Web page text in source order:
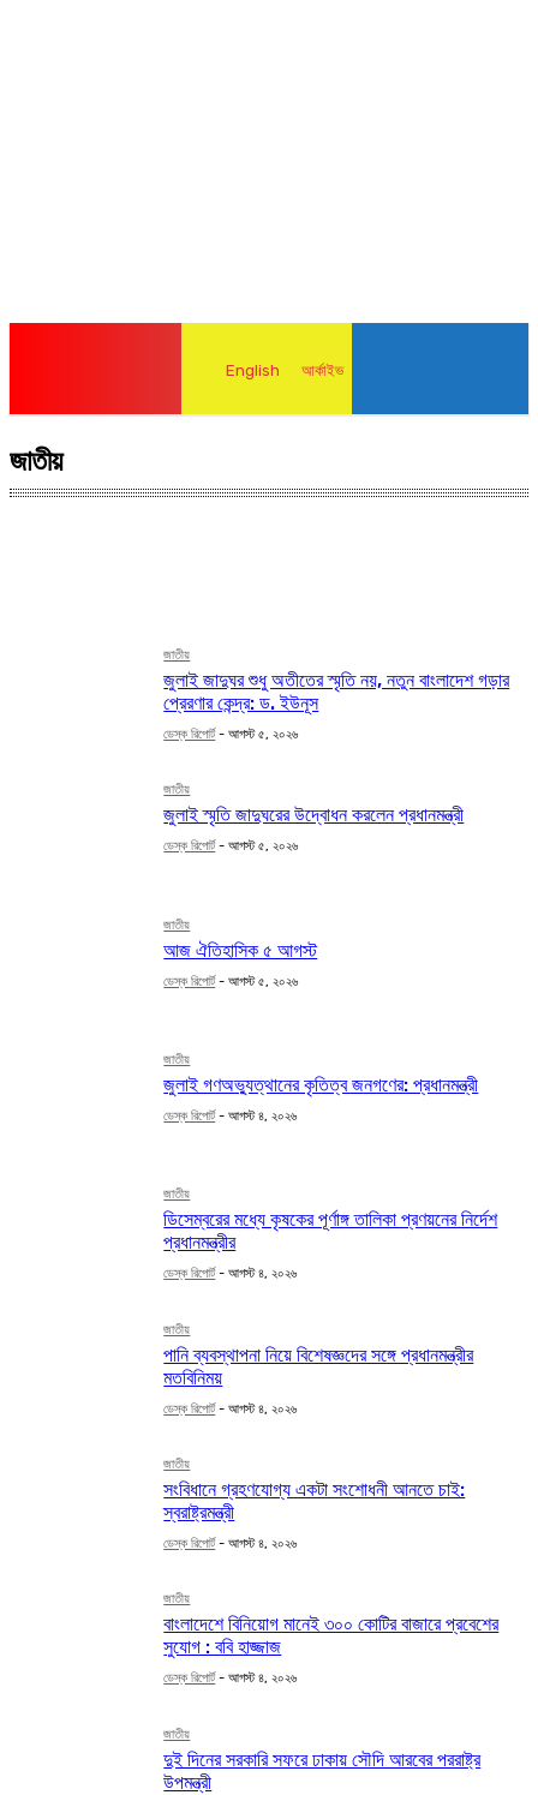
English আর্কাইভ
জাতীয়
জাতীয়
জুলাই জাদুঘর শুধু অতীতের স্মৃতি নয়, নতুন বাংলাদেশ গড়ার
প্রেরণার কেন্দ্র: ড. ইউনূস
ডেস্ক রিপোর্ট - আগস্ট ৫, ২০২৬
জাতীয়
জুলাই স্মৃতি জাদুঘরের উদ্বোধন করলেন প্রধানমন্ত্রী
ডেস্ক রিপোর্ট - আগস্ট ৫, ২০২৬
জাতীয়
আজ ঐতিহাসিক ৫ আগস্ট
ডেস্ক রিপোর্ট - আগস্ট ৫, ২০২৬
জাতীয়
জুলাই গণঅভ্যুত্থানের কৃতিত্ব জনগণের: প্রধানমন্ত্রী
ডেস্ক রিপোর্ট - আগস্ট ৪, ২০২৬
জাতীয়
ডিসেম্বরের মধ্যে কৃষকের পূর্ণাঙ্গ তালিকা প্রণয়নের নির্দেশ
প্রধানমন্ত্রীর
ডেস্ক রিপোর্ট - আগস্ট ৪, ২০২৬
জাতীয়
পানি ব্যবস্থাপনা নিয়ে বিশেষজ্ঞদের সঙ্গে প্রধানমন্ত্রীর
মতবিনিময়
ডেস্ক রিপোর্ট - আগস্ট ৪, ২০২৬
জাতীয়
সংবিধানে গ্রহণযোগ্য একটা সংশোধনী আনতে চাই:
স্বরাষ্ট্রমন্ত্রী
ডেস্ক রিপোর্ট - আগস্ট ৪, ২০২৬
জাতীয়
বাংলাদেশে বিনিয়োগ মানেই ৩০০ কোটির বাজারে প্রবেশের
সুযোগ : ববি হাজ্জাজ
ডেস্ক রিপোর্ট - আগস্ট ৪, ২০২৬
জাতীয়
দুই দিনের সরকারি সফরে ঢাকায় সৌদি আরবের পররাষ্ট্র
উপমন্ত্রী